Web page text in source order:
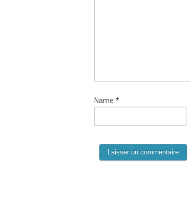
Name *